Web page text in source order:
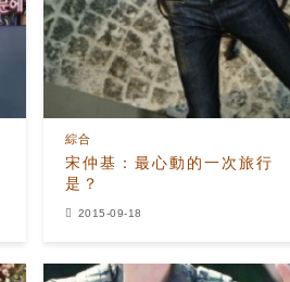
宋仲基：最心動的一次旅行
是？
綜合
2015-09-18